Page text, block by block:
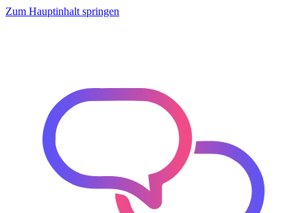
Zum Hauptinhalt springen